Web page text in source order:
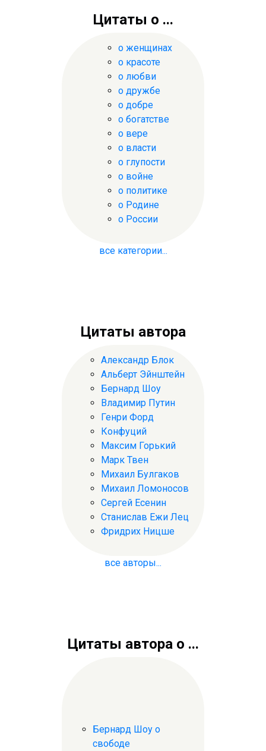
Цитаты о ...
о женщинах
о красоте
о любви
о дружбе
о добре
о богатстве
о вере
о власти
о глупости
о войне
о политике
о Родине
о России
все категории...
Цитаты автора
Александр Блок
Альберт Эйнштейн
Бернард Шоу
Владимир Путин
Генри Форд
Конфуций
Максим Горький
Марк Твен
Михаил Булгаков
Михаил Ломоносов
Сергей Есенин
Станислав Ежи Лец
Фридрих Ницше
все авторы...
Цитаты автора о ...
Бернард Шоу о
свободе